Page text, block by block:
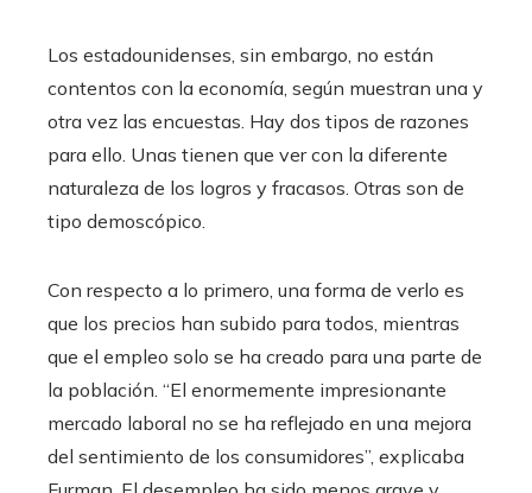
Los estadounidenses, sin embargo, no están
contentos con la economía, según muestran una y
otra vez las encuestas. Hay dos tipos de razones
para ello. Unas tienen que ver con la diferente
naturaleza de los logros y fracasos. Otras son de
tipo demoscópico.
Con respecto a lo primero, una forma de verlo es
que los precios han subido para todos, mientras
que el empleo solo se ha creado para una parte de
la población. “El enormemente impresionante
mercado laboral no se ha reflejado en una mejora
del sentimiento de los consumidores”, explicaba